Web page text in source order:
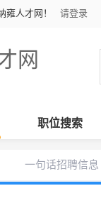
雍人才网！ 请登录
网
职位搜索
一句话招聘信息